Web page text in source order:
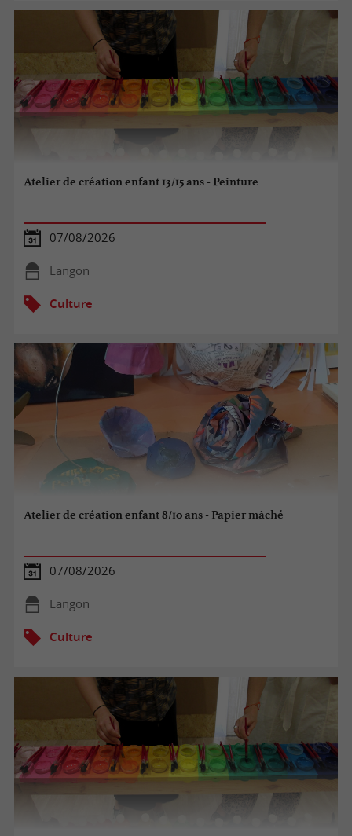
Atelier de création enfant 13/15 ans - Peinture
07/08/2026
Langon
Culture
Atelier de création enfant 8/10 ans - Papier mâché
07/08/2026
Langon
Culture